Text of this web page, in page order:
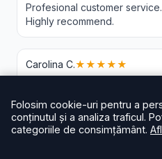
Profesional customer service.
Highly recommend.
Carolina C.★★★★★
Mulțumesc livratorului, m-a
Barac C.★★★★★
Buchetul a fost
Folosim cookie-uri pentru a
conținutul și a analiza traficul.
categoriile de consimțământ.